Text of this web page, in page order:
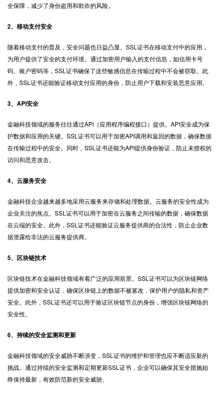
全保障，减少了身份盗用和欺诈的风险。
2、移动支付安全
随着移动支付的普及，安全问题也日益凸显。SSL证书在移动支付中的应用，
为用户提供了安全的支付环境。通过加密用户输入的支付信息，如信用卡号
码、账户密码等，SSL证书确保了这些敏感信息在传输过程中不会被窃取。此
外，SSL证书还能验证移动支付应用的身份，防止用户下载和安装恶意应用。
3、API安全
金融科技领域的服务往往通过API（应用程序编程接口）提供。API安全成为保
护数据和应用的关键。SSL证书可以用于加密API调用和返回的数据，确保数据
在传输过程中的安全。同时，SSL证书还能为API提供身份验证，防止未授权的
访问和恶意攻击。
4、云服务安全
金融科技企业越来越多地采用云服务来存储和处理数据。云服务的安全性成为
企业关注的焦点。SSL证书可以用于加密在云服务之间传输的数据，确保数据
在云端的安全。此外，SSL证书还能验证云服务提供商的合法性，防止企业数
据泄露给非法的云服务提供商。
5、区块链技术
区块链技术在金融科技领域有着广泛的应用前景。SSL证书可以为区块链网络
提供加密和安全认证，确保区块链上的数据不被篡改，保护用户的隐私和资产
安全。此外，SSL证书还可以用于验证区块链节点的身份，增强区块链网络的
安全性。
6、持续的安全监测和更新
金融科技领域的安全威胁不断演变，SSL证书的维护和管理也应不断适应新的
挑战。通过持续的安全监测和定期更新SSL证书，企业可以确保其安全措施始
终保持最新，有效防范新的安全威胁。